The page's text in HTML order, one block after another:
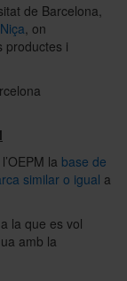
de Barcelona,
, on
productes i
la base de
similar o igual a
a la que es vol
amb la